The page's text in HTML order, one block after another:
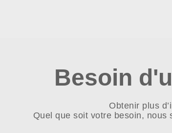
Besoin
Obtenir plus
Quel que soit votre besoin, nous